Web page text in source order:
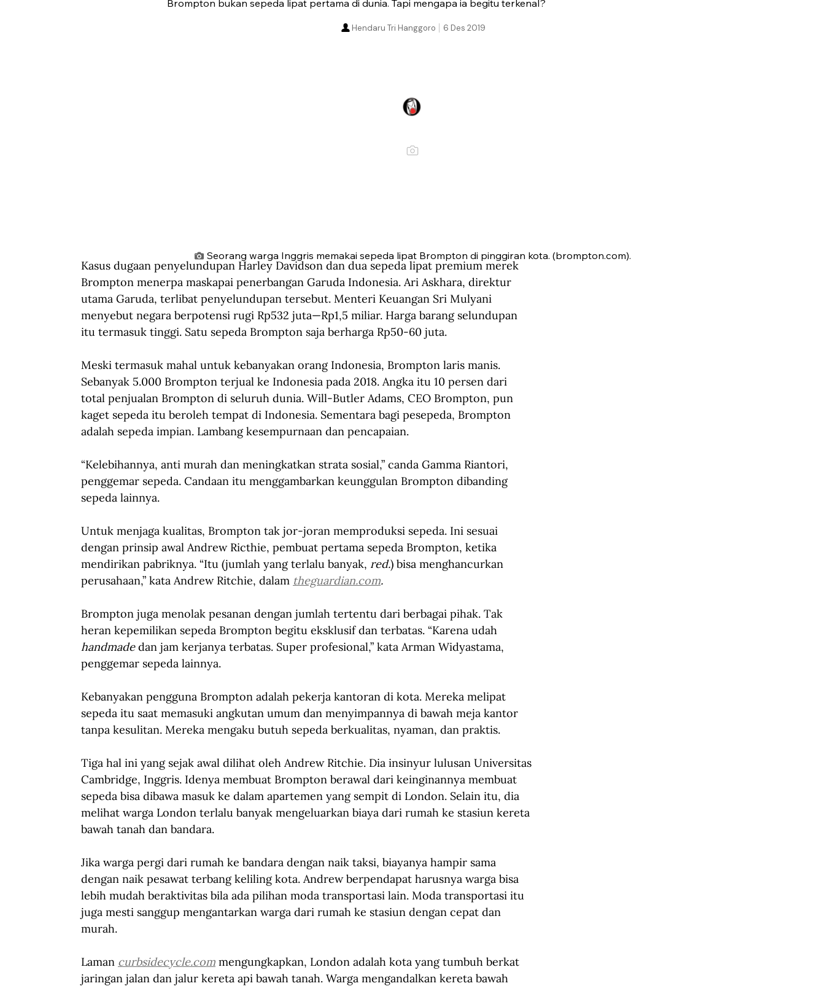
Brompton bukan sepeda lipat pertama di dunia. Tapi mengapa ia begitu terkenal?
6 Des 2019
Hendaru Tri Hanggoro
Seorang warga Inggris memakai sepeda lipat Brompton di pinggiran kota. (brompton.com).
Kasus dugaan penyelundupan Harley Davidson dan dua sepeda lipat premium merek
Brompton menerpa maskapai penerbangan Garuda Indonesia. Ari Askhara, direktur
utama Garuda, terlibat penyelundupan tersebut. Menteri Keuangan Sri Mulyani
menyebut negara berpotensi rugi Rp532 juta—Rp1,5 miliar. Harga barang selundupan
itu termasuk tinggi. Satu sepeda Brompton saja berharga Rp50-60 juta.
Meski termasuk mahal untuk kebanyakan orang Indonesia, Brompton laris manis.
Sebanyak 5.000 Brompton terjual ke Indonesia pada 2018. Angka itu 10 persen dari
total penjualan Brompton di seluruh dunia. Will-Butler Adams, CEO Brompton, pun
kaget sepeda itu beroleh tempat di Indonesia. Sementara bagi pesepeda, Brompton
adalah sepeda impian. Lambang kesempurnaan dan pencapaian.
“Kelebihannya, anti murah dan meningkatkan strata sosial,” canda Gamma Riantori,
penggemar sepeda. Candaan itu menggambarkan keunggulan Brompton dibanding
sepeda lainnya.
Untuk menjaga kualitas, Brompton tak jor-joran memproduksi sepeda. Ini sesuai
dengan prinsip awal Andrew Ricthie, pembuat pertama sepeda Brompton, ketika
mendirikan pabriknya. “Itu (jumlah yang terlalu banyak, red.) bisa menghancurkan
perusahaan,” kata Andrew Ritchie, dalam theguardian.com.
Brompton juga menolak pesanan dengan jumlah tertentu dari berbagai pihak. Tak
heran kepemilikan sepeda Brompton begitu eksklusif dan terbatas. “Karena udah
handmade dan jam kerjanya terbatas. Super profesional,” kata Arman Widyastama,
penggemar sepeda lainnya.
Kebanyakan pengguna Brompton adalah pekerja kantoran di kota. Mereka melipat
sepeda itu saat memasuki angkutan umum dan menyimpannya di bawah meja kantor
tanpa kesulitan. Mereka mengaku butuh sepeda berkualitas, nyaman, dan praktis.
Tiga hal ini yang sejak awal dilihat oleh Andrew Ritchie. Dia insinyur lulusan Universitas
Cambridge, Inggris. Idenya membuat Brompton berawal dari keinginannya membuat
sepeda bisa dibawa masuk ke dalam apartemen yang sempit di London. Selain itu, dia
melihat warga London terlalu banyak mengeluarkan biaya dari rumah ke stasiun kereta
bawah tanah dan bandara.
Jika warga pergi dari rumah ke bandara dengan naik taksi, biayanya hampir sama
dengan naik pesawat terbang keliling kota. Andrew berpendapat harusnya warga bisa
lebih mudah beraktivitas bila ada pilihan moda transportasi lain. Moda transportasi itu
juga mesti sanggup mengantarkan warga dari rumah ke stasiun dengan cepat dan
murah.
Laman curbsidecycle.com mengungkapkan, London adalah kota yang tumbuh berkat
jaringan jalan dan jalur kereta api bawah tanah. Warga mengandalkan kereta bawah